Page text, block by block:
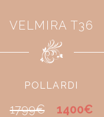
VELMIRA T36
POLLARDI
1799€ 1400€